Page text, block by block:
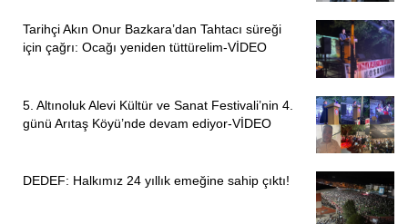
Tarihçi Akın Onur Bazkara’dan Tahtacı süreği
için çağrı: Ocağı yeniden tüttürelim-VİDEO
5. Altınoluk Alevi Kültür ve Sanat Festivali’nin 4.
günü Arıtaş Köyü’nde devam ediyor-VİDEO
DEDEF: Halkımız 24 yıllık emeğine sahip çıktı!